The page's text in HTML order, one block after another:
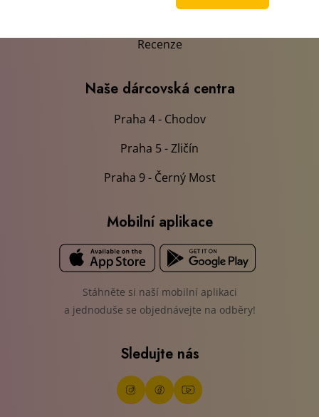
Recenze
Naše dárcovská centra
Praha 4 - Chodov
Praha 5 - Zličín
Praha 9 - Černý Most
Mobilní aplikace
Stáhněte si naší mobilní aplikaci
a jednoduše se objednávejte na odběry!
Sledujte nás